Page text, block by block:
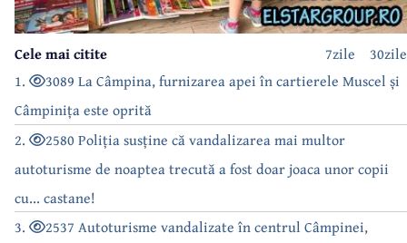
30zile
7zile
Cele mai citite
1.
3089 La Câmpina, furnizarea apei în cartierele Muscel și
Câmpinița este oprită
2.
2580 Poliția susține că vandalizarea mai multor
autoturisme de noaptea trecută a fost doar joaca unor copii
cu... castane!
3.
2537 Autoturisme vandalizate în centrul Câmpinei,